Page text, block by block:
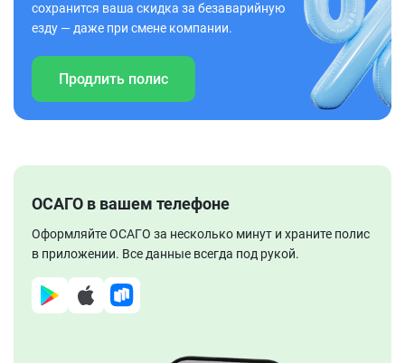
сохранится ваша скидка за безаварийную
езду — даже при смене компании.
Продлить полис
ОСАГО в вашем телефоне
Оформляйте ОСАГО за несколько минут и храните полис
в приложении. Все данные всегда под рукой.